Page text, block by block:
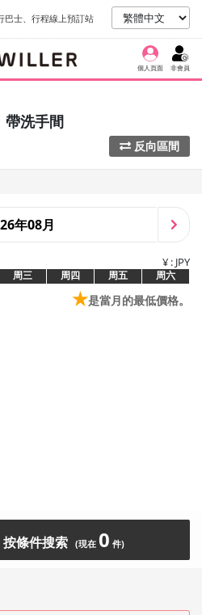
巴士、行程線上預訂站
個人頁面 非會員
帶洗手間
反向區間
年08月
¥ : JPY
周三 周四 周五 周六
★是當月的最低價格。
條件搜索 0